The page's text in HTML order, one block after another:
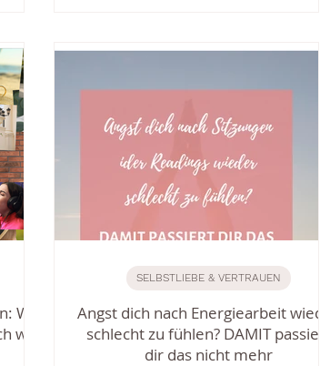
Wie
will?
Angst dich nach Energiearbeit wieder
schlecht zu fühlen? DAMIT passiert
dir das nicht mehr
SELBSTLIEBE & VERTRAUEN